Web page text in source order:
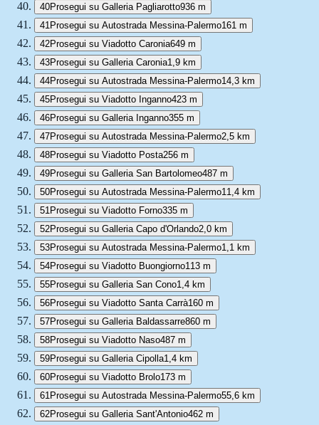
40Prosegui su Galleria Pagliarotto936 m
41 Prosegui su Autostrada Messina-Palermo161 m
42Prosegui su Viadotto Caronia649 m
43Prosegui su Galleria Caronia1,9 km
44Prosegui su Autostrada Messina-Palermo14,3 km
45Prosegui su Viadotto Inganno423 m
46Prosegui su Galleria Inganno355 m
47Prosegui su Autostrada Messina-Palermo2,5 km
48Prosegui su Viadotto Posta256 m
49Prosegui su Galleria San Bartolomeo487 m
50Prosegui su Autostrada Messina-Palermo11,4 km
51 Prosegui su Viadotto Forno335 m
52Prosegui su Galleria Capo d'Orlando2,0 km
53Prosegui su Autostrada Messina-Palermo1,1 km
54Prosegui su Viadotto Buongiorno113 m
55Prosegui su Galleria San Cono1,4 km
56Prosegui su Viadotto Santa Carrà160 m
57Prosegui su Galleria Baldassarre860 m
58Prosegui su Viadotto Naso487 m
59Prosegui su Galleria Cipolla1,4 km
60Prosegui su Viadotto Brolo173 m
61 Prosegui su Autostrada Messina-Palermo55,6 km
62Prosegui su Galleria Sant'Antonio462 m